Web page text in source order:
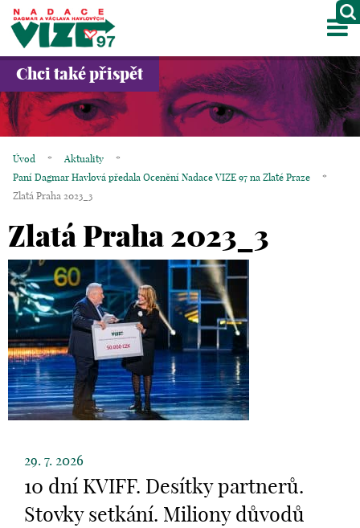
O NÁS
PROJEKTY
GALERIE
KONTAKTY
OBCHOD
KOŠÍK
EN
Chci také přispět
Úvod * Aktuality
*
Paní Dagmar Havlová předala Ocenění Nadace VIZE 97 na Zlaté Praze
*
Zlatá Praha 2023_3
Zlatá Praha 2023_3
29. 7. 2026
10 dní KVIFF. Desítky partnerů.
Stovky setkání. Miliony důvodů